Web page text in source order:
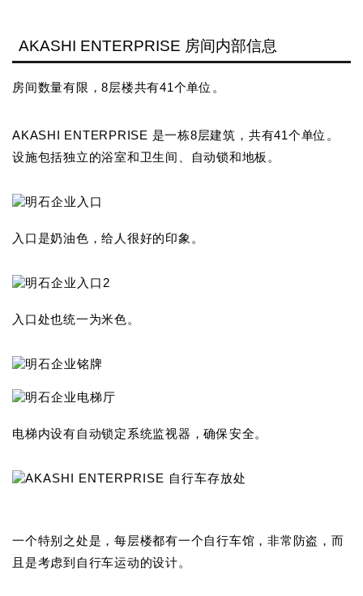
AKASHI ENTERPRISE 房间内部信息
房间数量有限，8层楼共有41个单位。
AKASHI ENTERPRISE 是一栋8层建筑，共有41个单位。
设施包括独立的浴室和卫生间、自动锁和地板。
入口是奶油色，给人很好的印象。
入口处也统一为米色。
电梯内设有自动锁定系统监视器，确保安全。
一个特别之处是，每层楼都有一个自行车馆，非常防盗，而
且是考虑到自行车运动的设计。